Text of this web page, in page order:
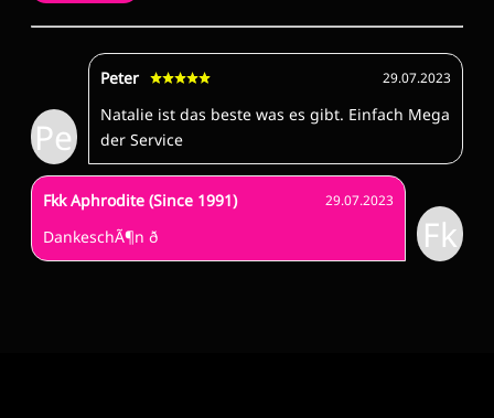
Pe
Peter 29.07.2023
Natalie ist das beste was es gibt. Einfach Mega
der Service
Fk
Fkk Aphrodite (Since 1991) 29.07.2023
DankeschÃ¶n ð